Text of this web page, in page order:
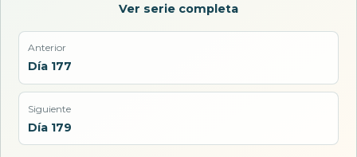
Ver serie completa
Anterior
Día 177
Siguiente
Día 179